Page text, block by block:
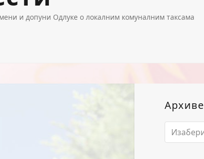
и допуни Одлуке о локалним комуналним таксама
Архиве
Архиве